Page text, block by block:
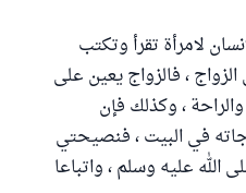
لامرأة تقرأ وتكتب
، فالزواج يعين على
، وكذلك فإن
في البيت ، فنصيحتي
الله عليه وسلم ، واتباعا